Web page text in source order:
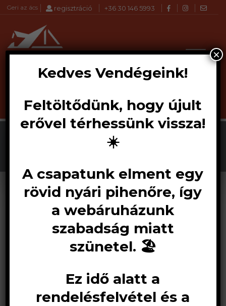
Geri az ács regisztráció +36 30 146 5993
Products
KERESÉS
Kedves Vendégeink!
Feltöltődünk, hogy újult
erővel térhessünk vissza!
☀️
A csapatunk elment egy
rövid nyári pihenőre, így
a webáruházunk
szabadság miatt
szünetel. 🏖️
Ez idő alatt a
rendelésfelvétel és a
×